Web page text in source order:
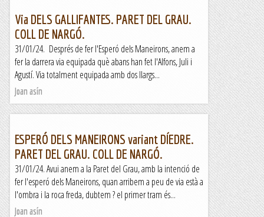
Via DELS GALLIFANTES. PARET DEL GRAU.
COLL DE NARGÓ.
31/01/24. Després de fer l'Esperó dels Maneirons, anem a
fer la darrera via equipada què abans han fet l'Alfons, Juli i
Agustí. Via totalment equipada amb dos llargs...
Joan asín
ESPERÓ DELS MANEIRONS variant DÍEDRE.
PARET DEL GRAU. COLL DE NARGÓ.
31/01/24. Avui anem a la Paret del Grau, amb la intenció de
fer l'esperó dels Maneirons, quan arribem a peu de via està a
l'ombra i la roca freda, dubtem ? el primer tram és...
Joan asín